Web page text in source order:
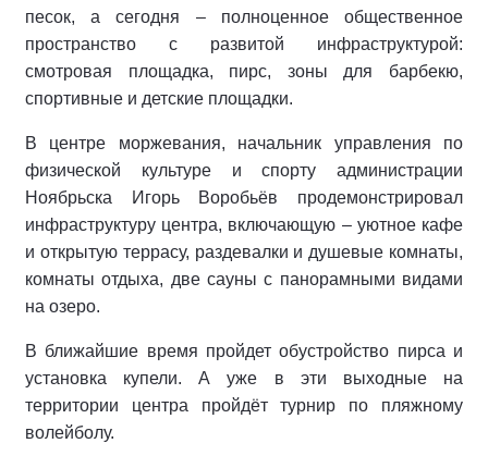
песок, а сегодня – полноценное общественное
пространство с развитой инфраструктурой:
смотровая площадка, пирс, зоны для барбекю,
спортивные и детские площадки.
В центре моржевания, начальник управления по
физической культуре и спорту администрации
Ноябрьска Игорь Воробьёв продемонстрировал
инфраструктуру центра, включающую – уютное кафе
и открытую террасу, раздевалки и душевые комнаты,
комнаты отдыха, две сауны с панорамными видами
на озеро.
В ближайшие время пройдет обустройство пирса и
установка купели. А уже в эти выходные на
территории центра пройдёт турнир по пляжному
волейболу.